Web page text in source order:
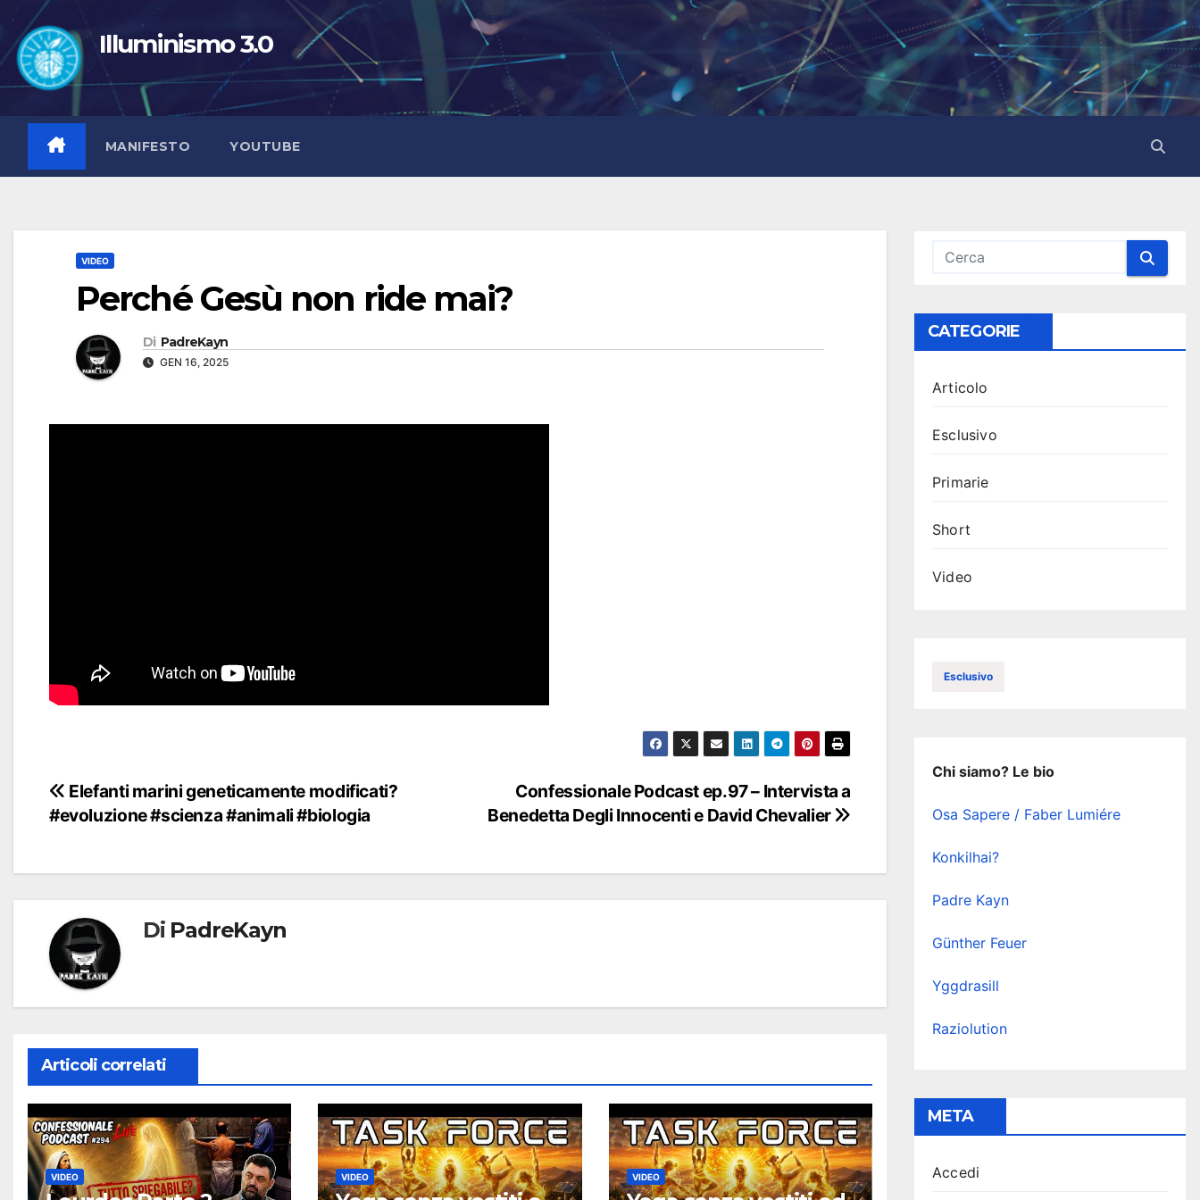
contenuto
Illuminismo 3.0
MANIFESTO YOUTUBE
VIDEO
Perché Gesù non ride mai?
Di PadreKayn
GEN 16, 2025
Navigazione
articoli
Confessionale Podcast ep.97 – Intervista a
Benedetta Degli Innocenti e David Chevalier
Elefanti marini geneticamente modificati?
#evoluzione #scienza #animali #biologia
Di PadreKayn
Articoli correlati
VIDEO VIDEO VIDEO
CATEGORIE
Articolo
Esclusivo
Primarie
Short
Video
Esclusivo
Chi siamo? Le bio
Osa Sapere / Faber Lumiére
Konkilhai?
Padre Kayn
Günther Feuer
Yggdrasill
Raziolution
META
Accedi